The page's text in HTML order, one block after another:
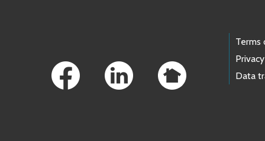
Terms
Privacy
Data